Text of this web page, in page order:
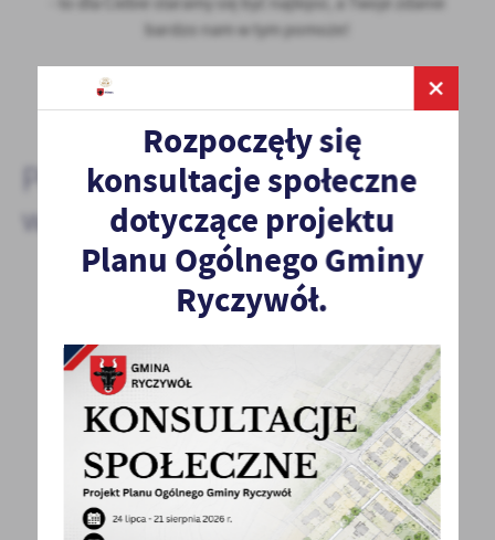
bardzo nam w tym pomoże!
Pozostałe
wydarzenia
11 - 09 - 2025 Godz. 17:00
Radość tworzenia rękodzieła – „wiklina
papierowa”
KGW ENTUZJASTKI ZAPRASZA MŁODZIEŻ I
DOROSŁYCH NA SPOTKANIA Z CYKLU RADOŚĆ
TWORZENIA RĘKODZIEŁA...
Rozpoczęły się
konsultacje społeczne
dotyczące projektu
Planu Ogólnego Gminy
Ryczywół.